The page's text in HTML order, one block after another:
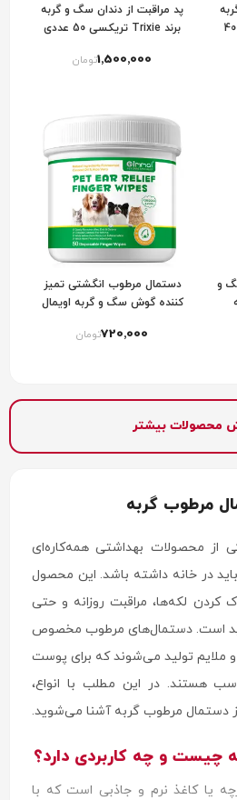
تریکسی با عصاره آلوئه ورا 40
پد مراقبت از دندان سگ و گربه
برند Trixie تریکسی 50 عددی
1٬500٬000تومان
و
دستمال مرطوب انگشتی تمیز
کننده گوش سگ و گربه اویمال
720٬000تومان
محصولات بیشتر
مرطوب گربه
از محصولات بهداشتی همه‌کاره‌ای
در خانه داشته باشد. این محصول
کردن لکه‌ها، مراقبت روزانه و حتی
است. دستمال‌های مرطوب مخصوص
و ملایم تولید می‌شوند که برای پوست
هستند. در این مطلب با انواع،
از دستمال مرطوب گربه آشنا می‌شوید.
چیست و چه کاربردی دارد؟
یا کاغذ نرم و جاذبی است که با